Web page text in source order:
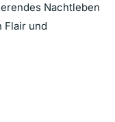
Nachtleben
Flair und